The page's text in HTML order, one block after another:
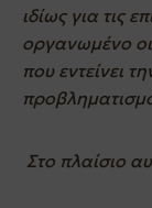
ιδίως για τις
οργανωμένο
που εντείνει
Στο πλαίσιο